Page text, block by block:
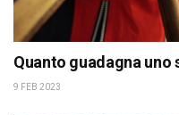
Quanto guadagna uno
9 FEB 2023